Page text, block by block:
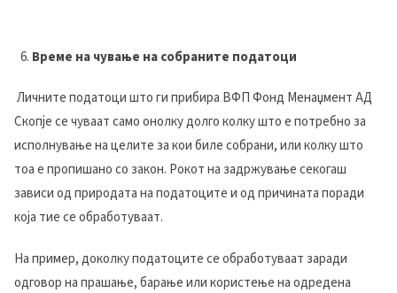
Време на чување на собраните податоци
Личните податоци што ги прибира ВФП Фонд Менаџмент АД
Скопје се чуваат само онолку долго колку што е потребно за
исполнување на целите за кои биле собрани, или колку што
тоа е пропишано со закон. Рокот на задржување секогаш
зависи од природата на податоците и од причината поради
која тие се обработуваат.
На пример, доколку податоците се обработуваат заради
одговор на прашање, барање или користење на одредена